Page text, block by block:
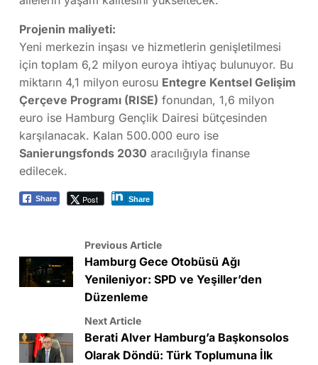
Projenin maliyeti:
Yeni merkezin inşası ve hizmetlerin genişletilmesi
için toplam 6,2 milyon euroya ihtiyaç bulunuyor. Bu
miktarın 4,1 milyon eurosu Entegre Kentsel Gelişim
Çerçeve Programı (RISE) fonundan, 1,6 milyon
euro ise Hamburg Gençlik Dairesi bütçesinden
karşılanacak. Kalan 500.000 euro ise
Sanierungsfonds 2030 aracılığıyla finanse
edilecek.
Share Post Share
Previous Article
Hamburg Gece Otobüsü Ağı
Yenileniyor: SPD ve Yeşiller’den
Düzenleme
Next Article
Berati Alver Hamburg’a Başkonsolos
Olarak Döndü: Türk Toplumuna İlk